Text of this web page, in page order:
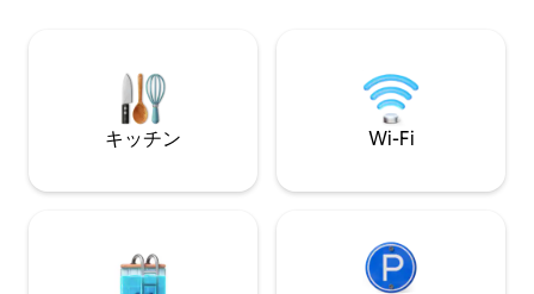
キ、バーベキュー、テレビ、サウナがあ
Ninaさん
うな、ユニークな
★★★★★
キッチン Wi-Fi